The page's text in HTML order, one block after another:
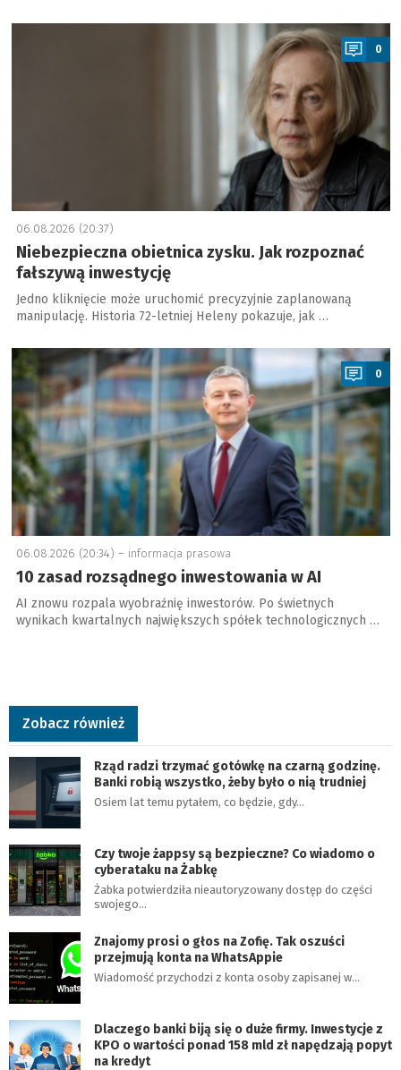
a
0
06.08.2026 (20:37)
Niebezpieczna obietnica zysku. Jak rozpoznać
fałszywą inwestycję
Jedno kliknięcie może uruchomić precyzyjnie zaplanowaną
manipulację. Historia 72-letniej Heleny pokazuje, jak …
a
0
06.08.2026 (20:34) – informacja prasowa
10 zasad rozsądnego inwestowania w AI
AI znowu rozpala wyobraźnię inwestorów. Po świetnych
wynikach kwartalnych największych spółek technologicznych …
Zobacz również
Rząd radzi trzymać gotówkę na czarną godzinę.
Banki robią wszystko, żeby było o nią trudniej
Osiem lat temu pytałem, co będzie, gdy…
Czy twoje żappsy są bezpieczne? Co wiadomo o
cyberataku na Żabkę
Żabka potwierdziła nieautoryzowany dostęp do części
swojego…
Znajomy prosi o głos na Zofię. Tak oszuści
przejmują konta na WhatsAppie
Wiadomość przychodzi z konta osoby zapisanej w…
Dlaczego banki biją się o duże firmy. Inwestycje z
KPO o wartości ponad 158 mld zł napędzają popyt
na kredyt